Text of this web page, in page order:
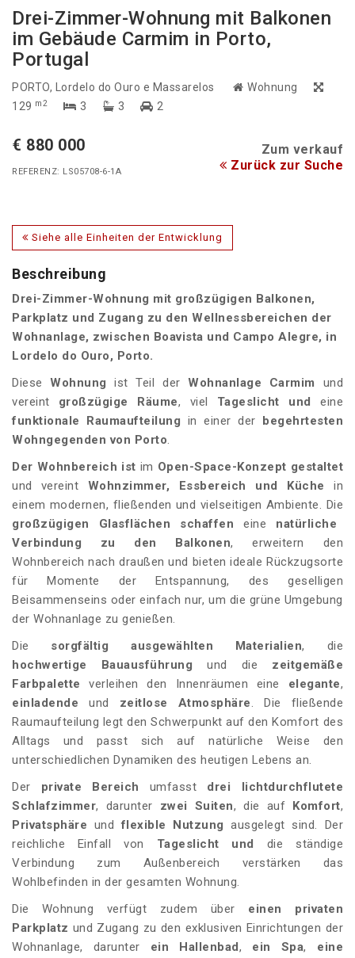
Drei-Zimmer-Wohnung mit Balkonen
im Gebäude Carmim in Porto,
Portugal
PORTO, Lordelo do Ouro e Massarelos
Wohnung
129 m2 3 3 2
€ 880 000 Zum verkauf
REFERENZ: LS05708-6-1A Zurück zur Suche
Siehe alle Einheiten der Entwicklung
Beschreibung
Drei-Zimmer-Wohnung mit großzügigen Balkonen,
Parkplatz und Zugang zu den Wellnessbereichen der
Wohnanlage, zwischen Boavista und Campo Alegre, in
Lordelo do Ouro, Porto.
Diese Wohnung ist Teil derWohnanlage Carmim
und
vereint großzügige Räume, viel Tageslicht undeine
funktionale Raumaufteilung in einer der
begehrtesten
Wohngegenden von Porto.
Der Wohnbereich ist im Open-Space-Konzept gestaltet
und vereint Wohnzimmer, Essbereich und Küche in
einem modernen, fließenden und vielseitigen Ambiente. Die
großzügigen Glasflächen schaffeneine natürliche
Verbindung zu den Balkonen, erweitern den
Wohnbereich nach draußen und bieten ideale Rückzugsorte
für Momente der Entspannung, des geselligen
Beisammenseins oder einfach nur, um die grüne Umgebung
der Wohnanlage zu genießen.
Die sorgfältig ausgewählten Materialien, die
hochwertige Bauausführung und die zeitgemäße
Farbpalette verleihen den Innenräumen eine elegante,
einladende und zeitlose Atmosphäre. Die fließende
Raumaufteilung legt den Schwerpunkt auf den Komfort des
Alltags und passt sich auf natürliche Weise den
unterschiedlichen Dynamiken des heutigen Lebens an.
Der private Bereich umfasst drei lichtdurchflutete
Schlafzimmer, darunter zwei Suiten, die auf Komfort,
Privatsphäre undflexible Nutzung ausgelegt sind. Der
reichliche Einfall von Tageslicht und die ständige
Verbindung zum Außenbereich verstärken das
Wohlbefinden in der gesamten Wohnung.
Die Wohnung verfügt zudem über einen privaten
Parkplatz und Zugang zu den exklusiven Einrichtungen der
Wohnanlage, darunter ein Hallenbad , ein Spa,
eine